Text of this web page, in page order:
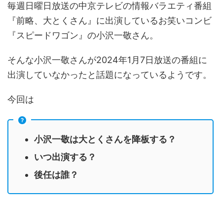
毎週日曜日放送の中京テレビの情報バラエティ番組
『前略、大とくさん』に出演しているお笑いコンビ
『スピードワゴン』の小沢一敬さん。
そんな小沢一敬さんが2024年1月7日放送の番組に
出演していなかったと話題になっているようです。
今回は
小沢一敬は大とくさんを降板する？
いつ出演する？
後任は誰？